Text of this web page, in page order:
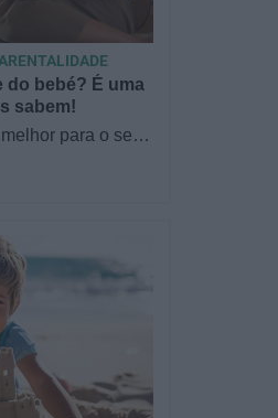
do bebé? É uma
sabem!
para o seu